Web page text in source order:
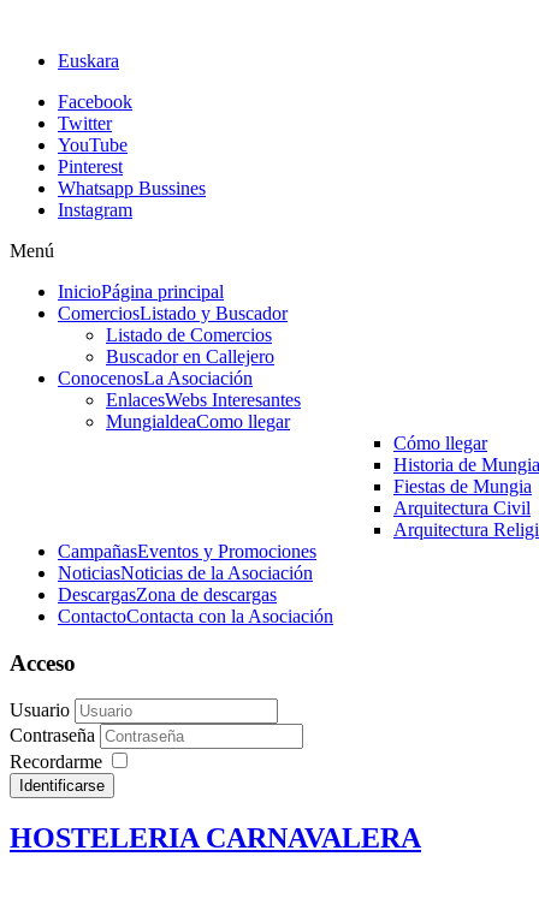
Euskara
Facebook
Twitter
YouTube
Pinterest
Whatsapp Bussines
Instagram
Menú
InicioPágina principal
ComerciosListado y Buscador
Listado de Comercios
Buscador en Callejero
ConocenosLa Asociación
EnlacesWebs Interesantes
MungialdeaComo llegar
Cómo llegar
Historia de Mungia
Fiestas de Mungia
Arquitectura Civil
Arquitectura
CampañasEventos y Promociones
NoticiasNoticias de la Asociación
DescargasZona de descargas
ContactoContacta con la Asociación
Acceso
Usuario
Contraseña
Recordarme
Identificarse
HOSTELERIA CARNAVALERA